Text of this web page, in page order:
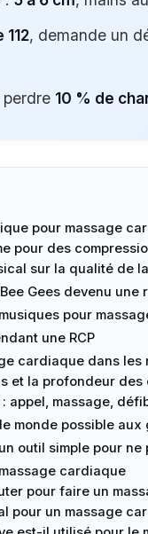
112, demande un
perdre 10 % de
pour massage
pour des
sur la qualité de la
Gees devenu
pour
une RCP
cardiaque dans les
et la profondeur des
appel, massage,
monde possible aux
outil simple pour ne
cardiaque
pour faire un
pour un massage